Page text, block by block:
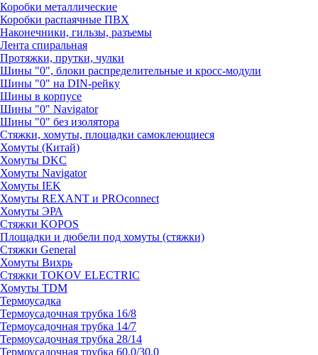
Коробки металлические
Коробки распаячные ПВХ
Наконечники, гильзы, разъемы
Лента спиральная
Протяжки, прутки, чулки
Шины "0", блоки распределительные и кросс-модули
Шины "0" на DIN-рейку
Шины в корпусе
Шины "0" Navigator
Шины "0" без изолятора
Стяжки, хомуты, площадки самоклеющиеся
Хомуты (Китай)
Хомуты DKC
Хомуты Navigator
Хомуты IEK
Хомуты REXANT и PROconnect
Хомуты ЭРА
Стяжки KOPOS
Площадки и дюбели под хомуты (стяжки)
Стяжки General
Хомуты Вихрь
Стяжки TOKOV ELECTRIC
Хомуты TDM
Термоусадка
Термоусадочная трубка 16/8
Термоусадочная трубка 14/7
Термоусадочная трубка 28/14
Термоусадочная трубка 60,0/30,0